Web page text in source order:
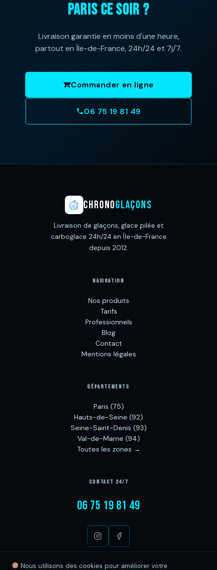
PARIS CE SOIR ?
Livraison garantie en moins d'une heure,
partout en Île-de-France, 24h/24 et 7j/7.
Commander en ligne
06 75 19 81 49
CHRONOGLAÇONS
Livraison de glaçons, glace pilée et
carboglace 24h/24 en Île-de-France
depuis 2012.
NAVIGATION
Nos produits
Tarifs
Professionnels
Blog
Contact
Mentions légales
DÉPARTEMENTS
Paris (75)
Hauts-de-Seine (92)
Seine-Saint-Denis (93)
Val-de-Marne (94)
Toutes les zones →
CONTACT 24/7
06 75 19 81 49
Nous utilisons des cookies pour améliorer votre